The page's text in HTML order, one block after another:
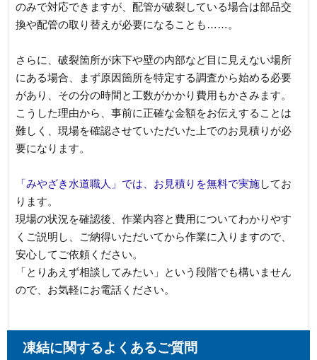
のみで対応できますが、配管が破裂している場合は部品交
換や配管の取り替えが必要になることも……。
さらに、破裂箇所が床下や壁の内部など目に見えない場所
にある場合、まず原因箇所を特定する調査から始める必要
があり、その分の時間と工数がかかり費用もかさみます。
こうした理由から、事前に正確な金額をお伝えすることは
難しく、現場を確認させていただいた上でのお見積りが必
要になります。
「みやざき水道職人」では、お見積りを無料で実施してお
ります。
現場の状況を確認後、作業内容と費用についてわかりやす
くご説明し、ご納得いただいてから作業に入りますので、
安心してご依頼ください。
「とりあえず相談してみたい」という段階でも構いません
ので、お気軽にお電話ください。
凍結に関するよくあるご質問